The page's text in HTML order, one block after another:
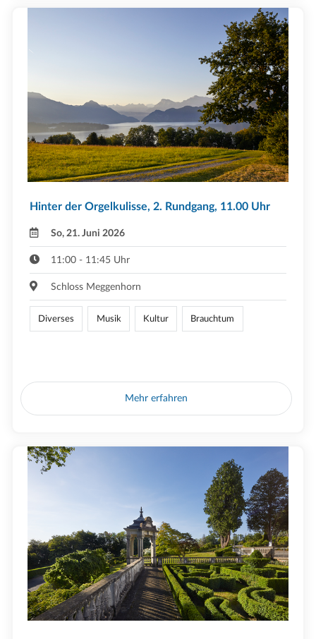
Hinter der Orgelkulisse, 2. Rundgang, 11.00 Uhr
So, 21. Juni 2026
11:00 - 11:45 Uhr
Schloss Meggenhorn
Diverses Musik Kultur Brauchtum
Mehr erfahren